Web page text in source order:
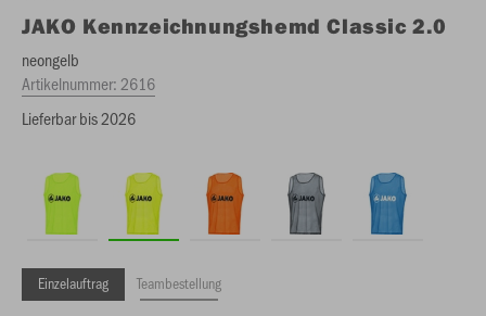
JAKO Kennzeichnungshemd Classic 2.0
neongelb
Artikelnummer: 2616
Lieferbar bis 2026
Einzelauftrag Teambestellung